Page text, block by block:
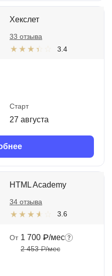
Хекслет
3.4
33 отзыва
Старт
27 августа
HTML Academy
3.6
34 отзыва
От 1 700 ₽/мес
2 453 ₽/мес